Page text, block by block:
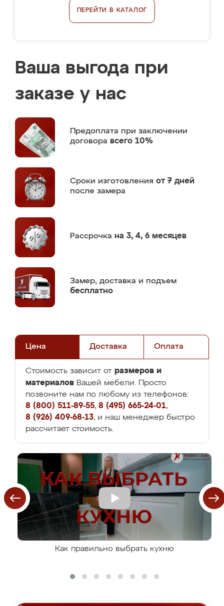
ПЕРЕЙТИ В КАТАЛОГ
Ваша выгода при
заказе у нас
Предоплата при заключении
договора всего 10%
Сроки изготовления от 7 дней
после замера
Рассрочка на 3, 4, 6 месяцев
Замер, доставка и подъем
бесплатно
Цена Доставка Оплата
Стоимость зависит от размеров и
материалов Вашей мебели. Просто
позвоните нам по любому из телефонов:
8 (800) 511-89-55, 8 (495) 665-24-01,
8 (926) 409-68-13, и наш менеджер быстро
рассчитает стоимость.
Как правильно выбрать кухню